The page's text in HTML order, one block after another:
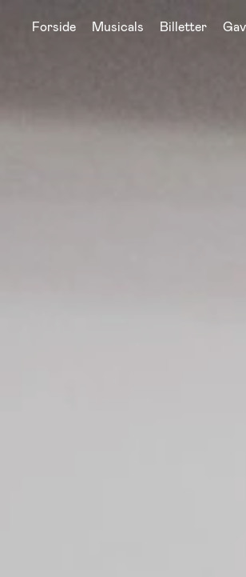
Forside Musicals Billetter